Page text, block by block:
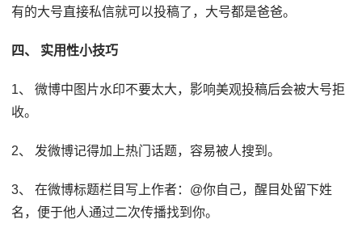
有的大号直接私信就可以投稿了，大号都是爸爸。
四、 实用性小技巧
1、 微博中图片水印不要太大，影响美观投稿后会被大号拒
收。
2、 发微博记得加上热门话题，容易被人搜到。
3、 在微博标题栏目写上作者：@你自己，醒目处留下姓
名，便于他人通过二次传播找到你。